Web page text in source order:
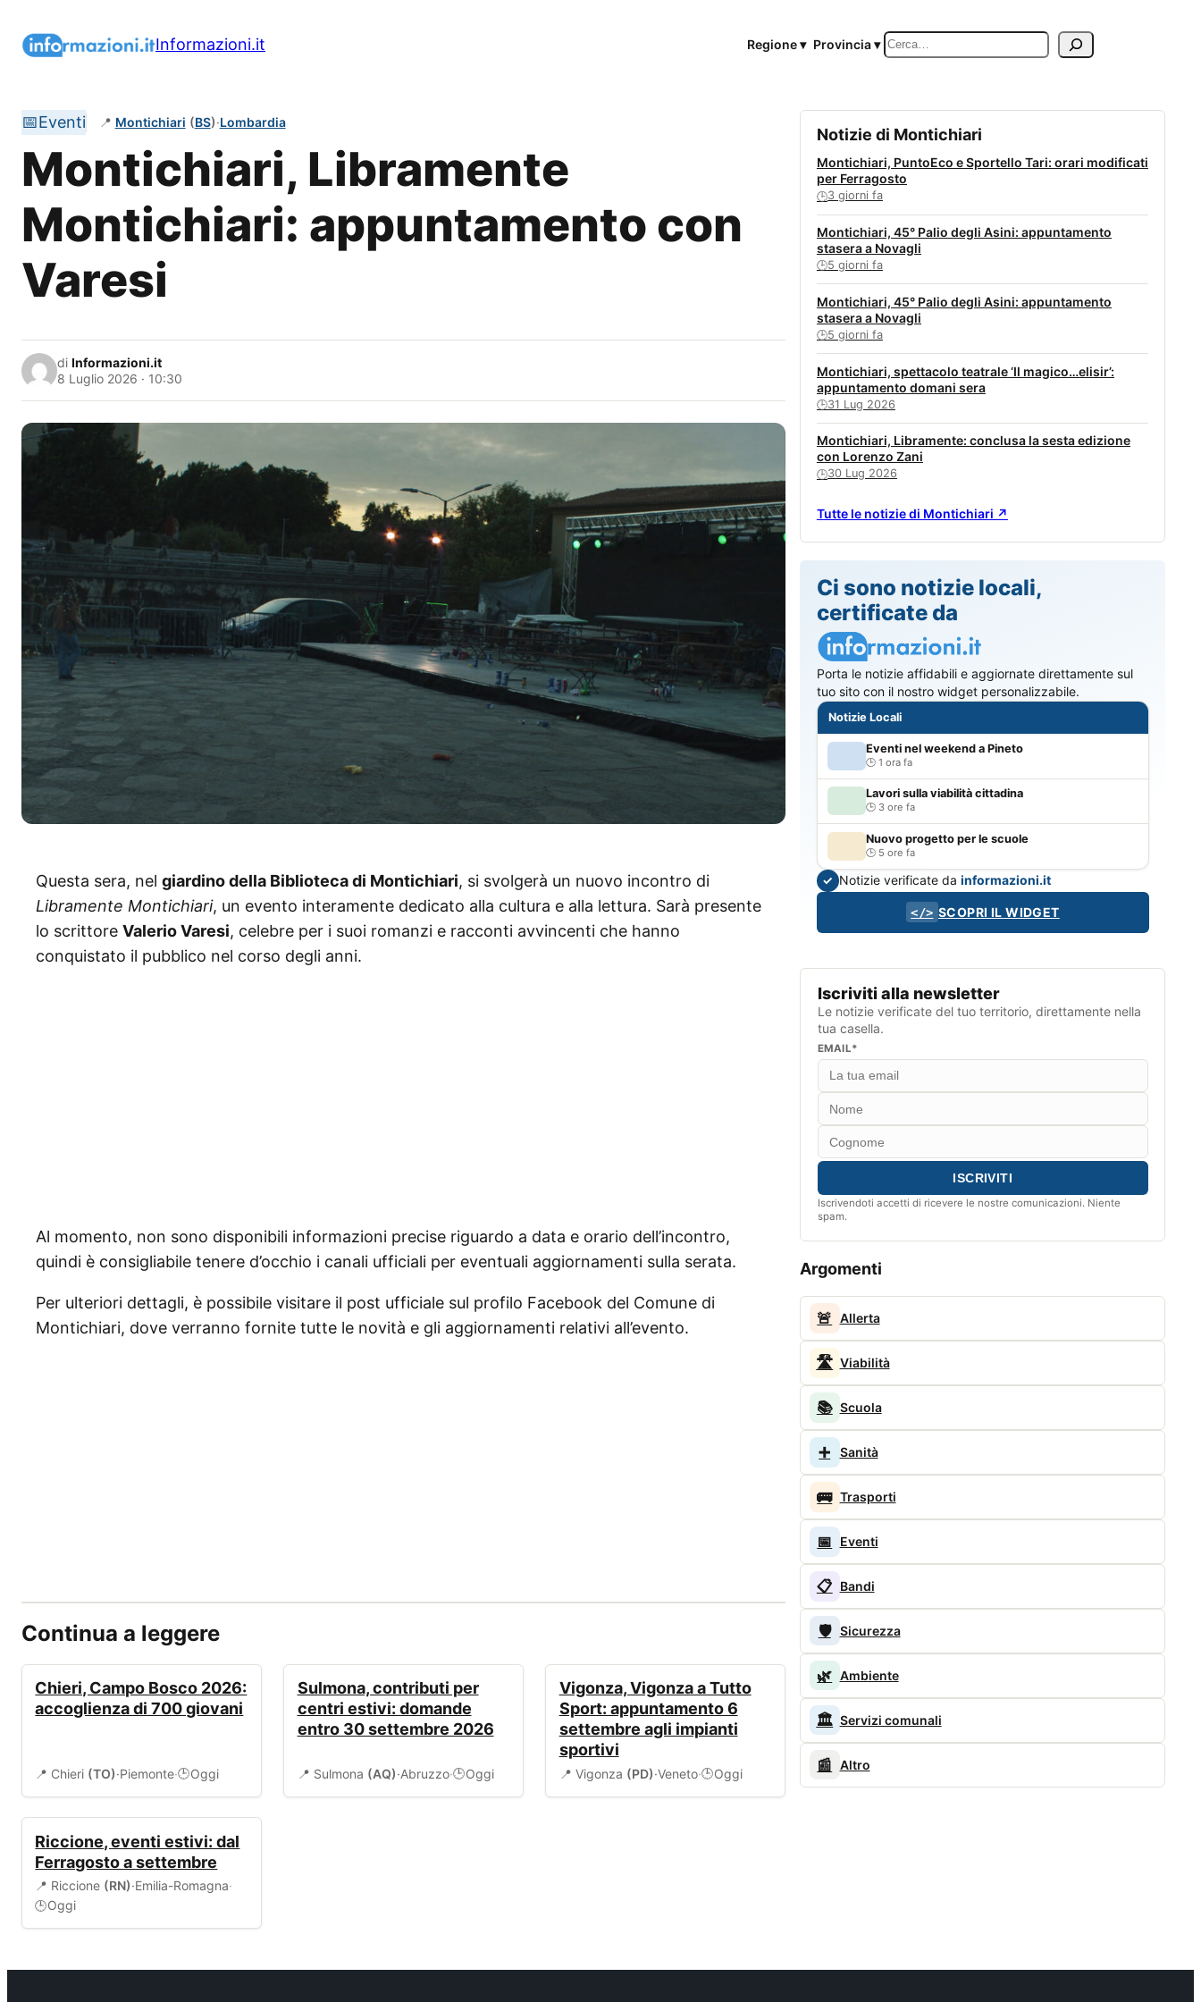
Informazioni.it Regione ▾ Provincia ▾ Cerca
📅Eventi 📍 Montichiari (BS)·Lombardia
Montichiari, Libramente
Montichiari: appuntamento con
Varesi
di Informazioni.it
8 Luglio 2026 · 10:30
Questa sera, nel giardino della Biblioteca di Montichiari, si svolgerà un nuovo incontro di
Libramente Montichiari, un evento interamente dedicato alla cultura e alla lettura. Sarà presente
lo scrittore Valerio Varesi, celebre per i suoi romanzi e racconti avvincenti che hanno
conquistato il pubblico nel corso degli anni.
Al momento, non sono disponibili informazioni precise riguardo a data e orario dell’incontro,
quindi è consigliabile tenere d’occhio i canali ufficiali per eventuali aggiornamenti sulla serata.
Per ulteriori dettagli, è possibile visitare il post ufficiale sul profilo Facebook del Comune di
Montichiari, dove verranno fornite tutte le novità e gli aggiornamenti relativi all’evento.
Continua a leggere
Chieri, Campo Bosco 2026:
accoglienza di 700 giovani
📍 Chieri (TO)·Piemonte·🕒Oggi
Sulmona, contributi per
centri estivi: domande
entro 30 settembre 2026
📍 Sulmona (AQ)·Abruzzo·🕒Oggi
Vigonza, Vigonza a Tutto
Sport: appuntamento 6
settembre agli impianti
sportivi
📍 Vigonza (PD)·Veneto·🕒Oggi
Riccione, eventi estivi: dal
Ferragosto a settembre
📍 Riccione (RN)·Emilia-Romagna·
🕒Oggi
Notizie di Montichiari
Montichiari, PuntoEco e Sportello Tari: orari modificati
per Ferragosto
🕒3 giorni fa
Montichiari, 45° Palio degli Asini: appuntamento
stasera a Novagli
🕒5 giorni fa
Montichiari, 45° Palio degli Asini: appuntamento
stasera a Novagli
🕒5 giorni fa
Montichiari, spettacolo teatrale ‘Il magico…elisir’:
appuntamento domani sera
🕒31 Lug 2026
Montichiari, Libramente: conclusa la sesta edizione
con Lorenzo Zani
🕒30 Lug 2026
Tutte le notizie di Montichiari ↗
Ci sono notizie locali,
certificate da
Porta le notizie affidabili e aggiornate direttamente sul
tuo sito con il nostro widget personalizzabile.
Notizie Locali
Eventi nel weekend a Pineto
1 ora fa
Lavori sulla viabilità cittadina
3 ore fa
Nuovo progetto per le scuole
5 ore fa
✓ Notizie verificate da informazioni.it
</> SCOPRI IL WIDGET
Iscriviti alla newsletter
Le notizie verificate del tuo territorio, direttamente nella
tua casella.
EMAIL*
Iscrivendoti accetti di ricevere le nostre comunicazioni. Niente
spam.
Argomenti
🚨 Allerta
🛣️ Viabilità
📚 Scuola
➕ Sanità
🚌 Trasporti
📅 Eventi
📋 Bandi
🛡️ Sicurezza
🌿 Ambiente
🏛️ Servizi comunali
📰 Altro